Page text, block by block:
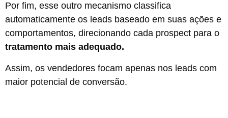
Por fim, esse outro mecanismo classifica
automaticamente os leads baseado em suas ações e
comportamentos, direcionando cada prospect para o
tratamento mais adequado.
Assim, os vendedores focam apenas nos leads com
maior potencial de conversão.